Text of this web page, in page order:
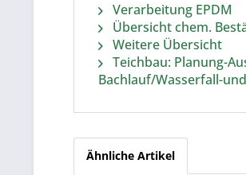
Verarbeitung EPDM
Übersicht chem.
Weitere Übersicht
Teichbau: Planung-
Bachlauf/Wasserfall-
Ähnliche Artikel